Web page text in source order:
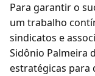
Para garantir o
um trabalho
sindicatos e
Sidônio Palmeira
estratégicas para